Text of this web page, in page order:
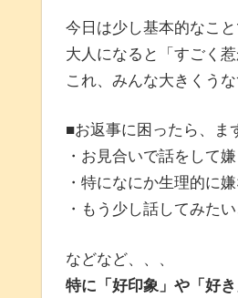
今日は少し基本的なこ
大人になると「すごく
これ、みんな大きくうな
■お返事に困ったら、ま
・お見合いで話をして
・特になにか生理的に
・もう少し話してみた
などなど、、、
特に「好印象」や「好